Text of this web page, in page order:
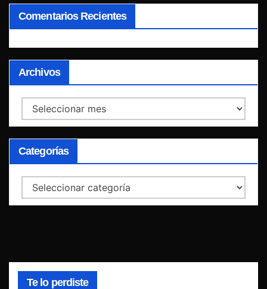
Comentarios Recientes
Archivos
Archivos
Categorías
Categorías
Te lo perdiste